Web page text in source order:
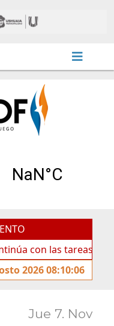
las tareas de
2026 08:10:06
Jue 7. Nov